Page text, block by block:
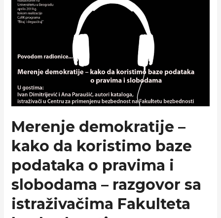
Merenje demokratije –
kako da koristimo baze
podataka o pravima i
slobodama – razgovor sa
istraživačima Fakulteta